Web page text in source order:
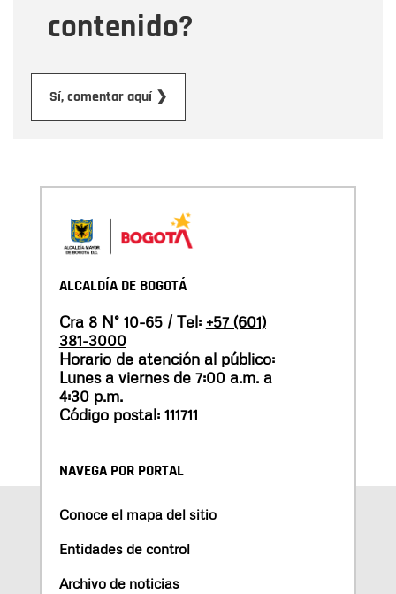
contenido?
Sí, comentar aquí ❯
ALCALDÍA DE BOGOTÁ
Cra 8 N° 10-65 / Tel: +57 (601)
381-3000
Horario de atención al público:
Lunes a viernes de 7:00 a.m. a
4:30 p.m.
Código postal: 111711
NAVEGA POR PORTAL
Conoce el mapa del sitio
Entidades de control
Archivo de noticias